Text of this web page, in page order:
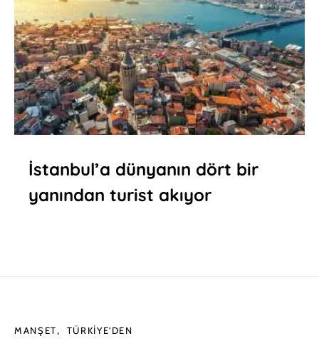
İstanbul’a dünyanın dört bir
yanından turist akıyor
MANŞET TÜRKIYE'DEN